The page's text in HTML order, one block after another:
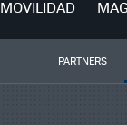
MOVILIDAD
PARTNERS